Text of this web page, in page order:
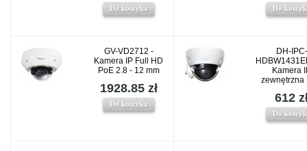
Do koszyka Do
GV-VD2712 -
Kamera IP Full HD
PoE 2.8 - 12 mm
1928.85 zł
Do koszyka
DH-IPC-
Kamera
zewnętrzna
612
Do